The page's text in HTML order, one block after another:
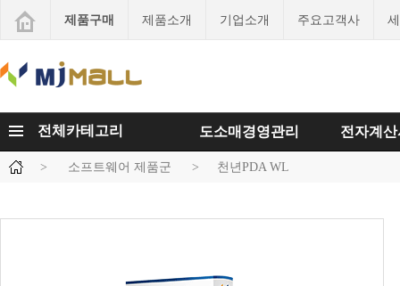
제품구매 제품소개 기업소개 주요고객사
전체카테고리 도소매경영관리 전자계
> 소프트웨어 제품군 > 천년PDA WL